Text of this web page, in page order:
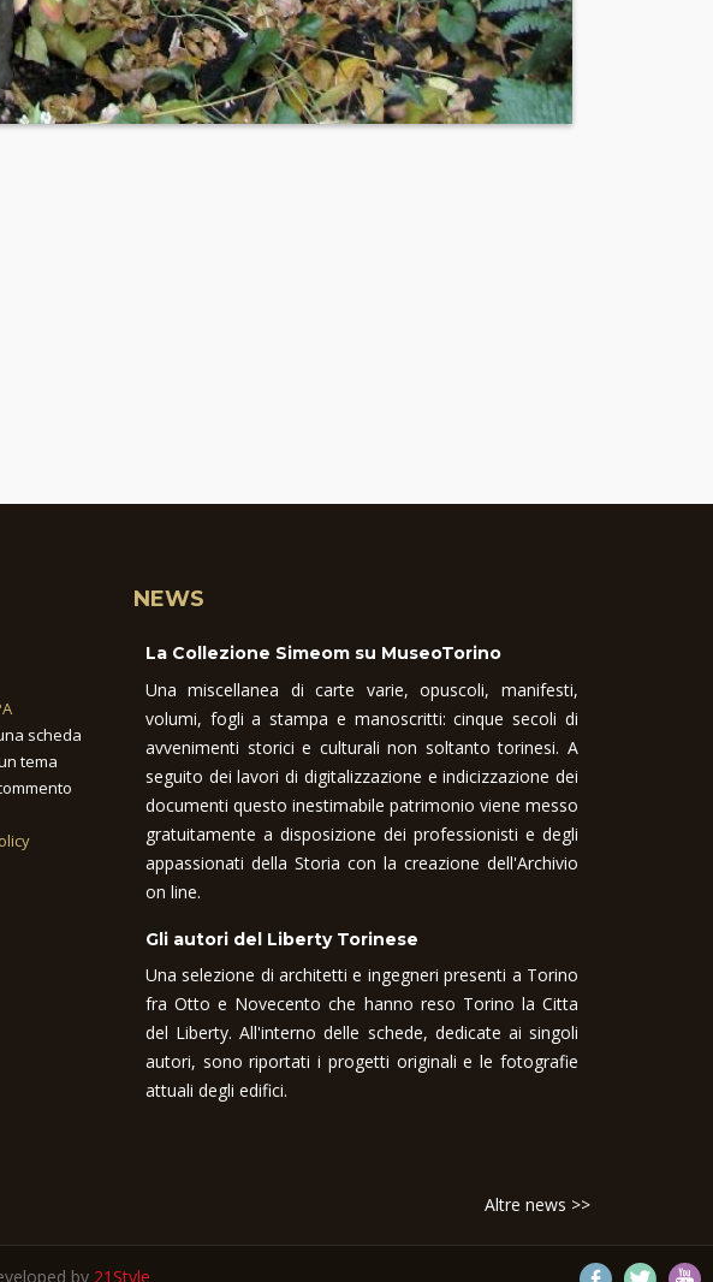
scheda
tema
NEWS
La Collezione Simeom su MuseoTorino
Una miscellanea di carte varie, opuscoli, manifesti,
volumi, fogli a stampa e manoscritti: cinque secoli di
avvenimenti storici e culturali non soltanto torinesi. A
seguito dei lavori di digitalizzazione e indicizzazione dei
documenti questo inestimabile patrimonio viene messo
gratuitamente a disposizione dei professionisti e degli
appassionati della Storia con la creazione dell'Archivio
on line.
Gli autori del Liberty Torinese
Una selezione di architetti e ingegneri presenti a Torino
fra Otto e Novecento che hanno reso Torino la Citta
del Liberty. All'interno delle schede, dedicate ai singoli
autori, sono riportati i progetti originali e le fotografie
attuali degli edifici.
Altre news >>
by 21Style